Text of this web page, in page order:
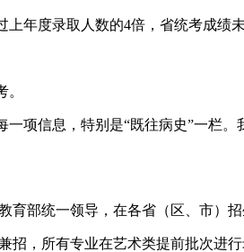
上年度录取人数的4倍，省统考成
一项信息，特别是“既往病史”一栏
育部统一领导，在各省（区、市）
招，所有专业在艺术类提前批次进行